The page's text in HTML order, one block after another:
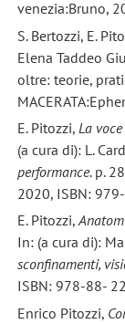
venezia:Bruno,
S. Bertozzi, E.
Elena Taddeo
oltre: teorie,
E. Pitozzi, La
(a cura di): L.
performance. p.
2020, ISBN:
E. Pitozzi,
In: (a cura di):
sconfinamenti,
ISBN: 978-88-
Enrico Pitozzi,